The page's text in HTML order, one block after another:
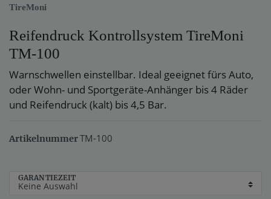
TireMoni
Reifendruck Kontrollsystem TireMoni
TM-100
Warnschwellen einstellbar. Ideal geeignet fürs Auto,
oder Wohn- und Sportgeräte-Anhänger bis 4 Räder
und Reifendruck (kalt) bis 4,5 Bar.
ArtikelnummerTM-100
GARANTIEZEIT